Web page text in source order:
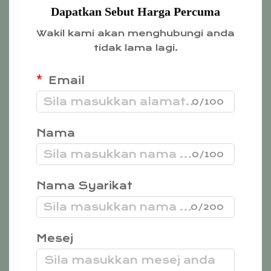
Dapatkan Sebut Harga Percuma
Wakil kami akan menghubungi anda
tidak lama lagi.
Email
0/100
Nama
0/100
Nama Syarikat
0/200
Mesej